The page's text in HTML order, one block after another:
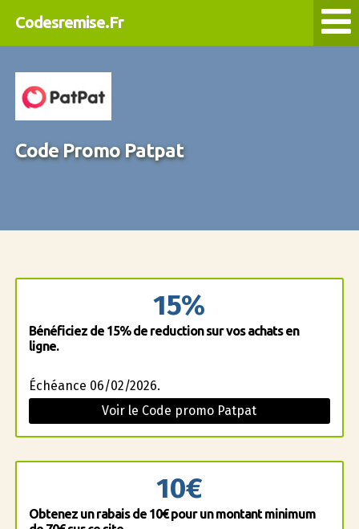
Codesremise.Fr
Code Promo Patpat
15%
Bénéficiez de 15% de reduction sur vos achats en
ligne.
Échéance 06/02/2026.
Voir le Code promo Patpat
10€
Obtenez un rabais de 10€ pour un montant minimum